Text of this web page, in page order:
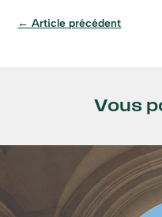
←Article précédent
Vous